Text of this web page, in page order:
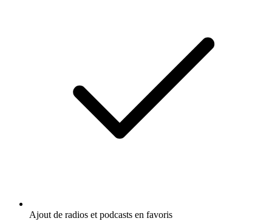
Ajout de radios et podcasts en favoris